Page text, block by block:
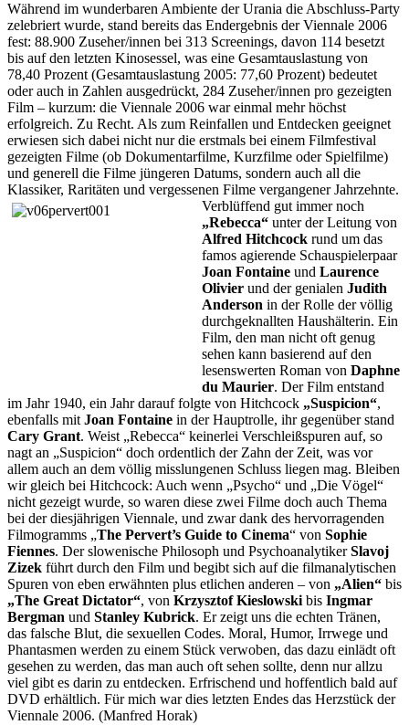
Während im wunderbaren Ambiente der Urania die Abschluss-Party
zelebriert wurde, stand bereits das Endergebnis der Viennale 2006
fest: 88.900 Zuseher/innen bei 313 Screenings, davon 114 besetzt
bis auf den letzten Kinosessel, was eine Gesamtauslastung von
78,40 Prozent (Gesamtauslastung 2005: 77,60 Prozent) bedeutet
oder auch in Zahlen ausgedrückt, 284 Zuseher/innen pro gezeigten
Film – kurzum: die Viennale 2006 war einmal mehr höchst
erfolgreich. Zu Recht. Als zum Reinfallen und Entdecken geeignet
erwiesen sich dabei nicht nur die erstmals bei einem Filmfestival
gezeigten Filme (ob Dokumentarfilme, Kurzfilme oder Spielfilme)
und generell die Filme jüngeren Datums, sondern auch all die
Klassiker, Raritäten und vergessenen Filme vergangener Jahrzehnte.
Verblüffend gut immer noch
„Rebecca“ unter der Leitung von
Alfred Hitchcock rund um das
famos agierende Schauspielerpaar
Joan Fontaine und Laurence
Olivier und der genialen Judith
Anderson in der Rolle der völlig
durchgeknallten Haushälterin. Ein
Film, den man nicht oft genug
sehen kann basierend auf den
lesenswerten Roman von Daphne
du Maurier. Der Film entstand
im Jahr 1940, ein Jahr darauf folgte von Hitchcock „Suspicion“,
ebenfalls mit Joan Fontaine in der Hauptrolle, ihr gegenüber stand
Cary Grant. Weist „Rebecca“ keinerlei Verschleißspuren auf, so
nagt an „Suspicion“ doch ordentlich der Zahn der Zeit, was vor
allem auch an dem völlig misslungenen Schluss liegen mag. Bleiben
wir gleich bei Hitchcock: Auch wenn „Psycho“ und „Die Vögel“
nicht gezeigt wurde, so waren diese zwei Filme doch auch Thema
bei der diesjährigen Viennale, und zwar dank des hervorragenden
Filmogramms „The Pervert’s Guide to Cinema“ von Sophie
Fiennes. Der slowenische Philosoph und PsychoanalytikerSlavoj
Zizek führt durch den Film und begibt sich auf die filmanalytischen
Spuren von eben erwähnten plus etlichen anderen – von „Alien“ bis
„The Great Dictator“, von Krzysztof Kieslowski bis Ingmar
Bergman und Stanley Kubrick. Er zeigt uns die echten Tränen,
das falsche Blut, die sexuellen Codes. Moral, Humor, Irrwege und
Phantasmen werden zu einem Stück verwoben, das dazu einlädt oft
gesehen zu werden, das man auch oft sehen sollte, denn nur allzu
viel gibt es darin zu entdecken. Erfrischend und hoffentlich bald auf
DVD erhältlich. Für mich war dies letzten Endes das Herzstück der
Viennale 2006. (Manfred Horak)